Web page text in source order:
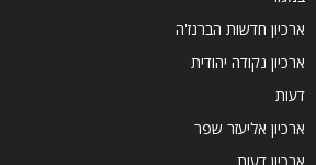
ארכיון חדשות הברנז'ה
ארכיון נקודה יהודית
דעות
ארכיון אליעזר שפר
ארכיון דעות